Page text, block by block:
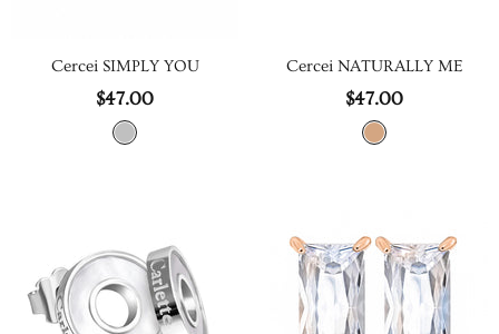
Cercei SIMPLY YOU
$47.00
Cercei NATURALLY ME
$47.00